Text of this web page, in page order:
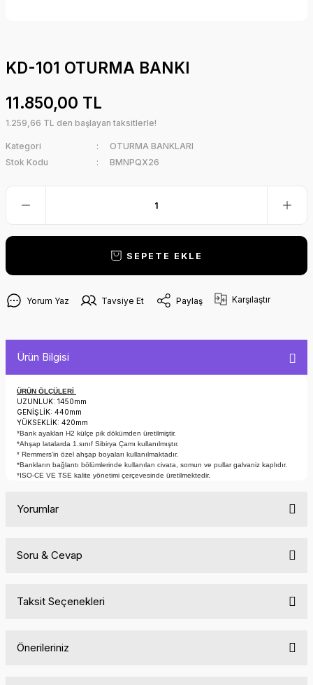
KD-101 OTURMA BANKI
11.850,00 TL
1.259,66 TL den başlayan taksitlerle!
Kategori
OTURMA BANKLARI
Stok Kodu
BMNPQX26
SEPETE EKLE
Yorum Yaz Tavsiye Et Paylaş Karşılaştır
Ürün Bilgisi
ÜRÜN ÖLÇÜLERİ
UZUNLUK: 1450mm
GENİŞLİK: 440mm
YÜKSEKLİK: 420mm
*Bank ayakları H2 külçe pik dökümden üretilmiştir.
*Ahşap latalarda 1.sınıf Sibirya Çamı kullanılmıştır.
* Remmers'in özel ahşap boyaları kullanılmaktadır.
*Bankların bağlantı bölümlerinde kullanılan civata, somun ve pullar galvaniz kaplıdır.
*ISO-CE VE TSE kalite yönetimi çerçevesinde üretilmektedir.
Yorumlar
Soru & Cevap
Taksit Seçenekleri
Önerileriniz